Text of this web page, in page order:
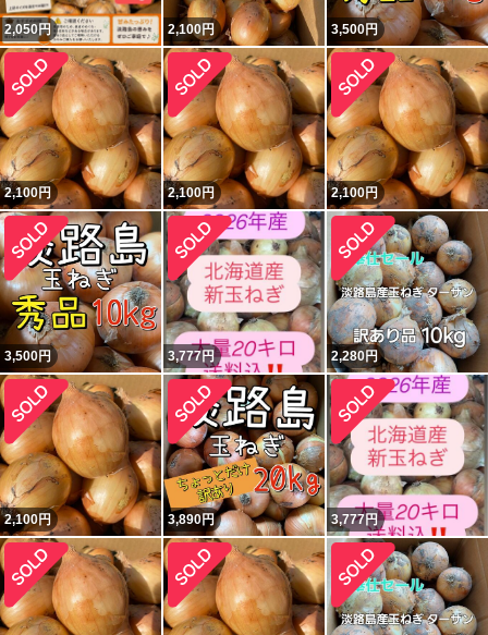
2,050円 2,100円 3,500円
2,100円 2,100円 2,100円
3,500円 3,777円 2,280円
2,100円 3,890円 3,777円